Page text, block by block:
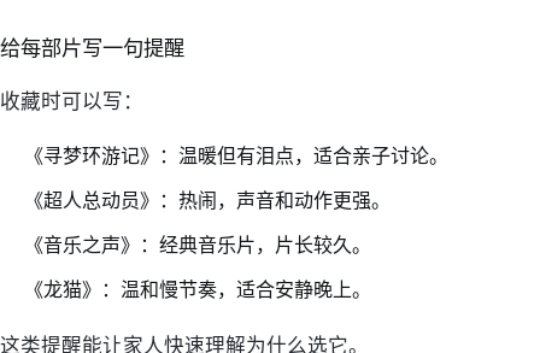
给每部片写一句提醒
收藏时可以写：
《寻梦环游记》：温暖但有泪点，适合亲子讨论。
《超人总动员》：热闹，声音和动作更强。
《音乐之声》：经典音乐片，片长较久。
《龙猫》：温和慢节奏，适合安静晚上。
这类提醒能让家人快速理解为什么选它。